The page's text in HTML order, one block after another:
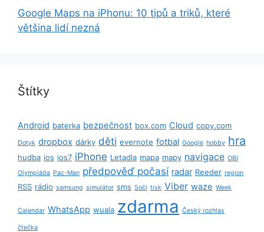
Google Maps na iPhonu: 10 tipů a triků, které
většina lidí nezná
Štítky
Android baterka bezpečnost box.com Cloud copy.com
Dotyk dropbox dárky děti evernote fotbal Google hobby hra
hudba ios ios7 iPhone Letadla mapa mapy navigace OBI
Olympiáda Pac-Man předpověď počasí radar Reeder region
RSS rádio samsung simulátor sms Soči tisk Viber waze Week
Calendar WhatsApp wuala zdarma Český rozhlas
čtečka